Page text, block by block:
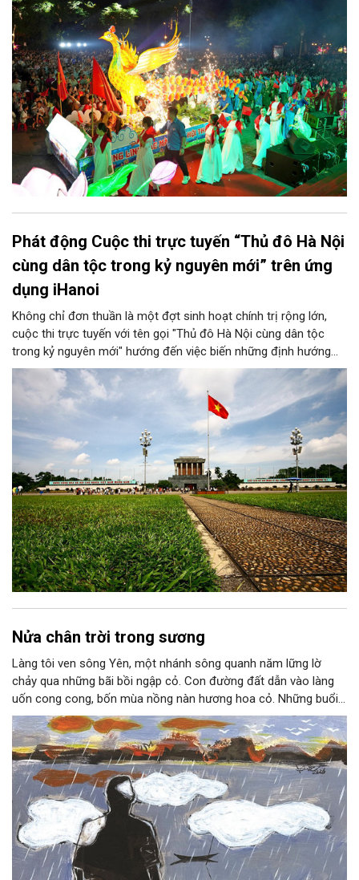
sẵn sàng mang đến cho Nhân dân và du khách một mùa Trung
thu quy mô, đặc sắc và giàu bản sắc văn hóa xứ Đoài.
Phát động Cuộc thi trực tuyến “Thủ đô Hà Nội
cùng dân tộc trong kỷ nguyên mới” trên ứng
dụng iHanoi
Không chỉ đơn thuần là một đợt sinh hoạt chính trị rộng lớn,
cuộc thi trực tuyến với tên gọi "Thủ đô Hà Nội cùng dân tộc
trong kỷ nguyên mới" hướng đến việc biến những định hướng
chiến lược trong Nghị quyết số 02-NQ/TW của Bộ Chính trị
thành niềm tin, thành nhận thức chung của mỗi người dân.
Nửa chân trời trong sương
Làng tôi ven sông Yên, một nhánh sông quanh năm lững lờ
chảy qua những bãi bồi ngập cỏ. Con đường đất dẫn vào làng
uốn cong cong, bốn mùa nồng nàn hương hoa cỏ. Những buổi
hoàng hôn, khi nắng đã dịu xuống phía cuối sông, đám hoa tím
lại thẫm màu như có ai vừa rắc lên một lớp khói.